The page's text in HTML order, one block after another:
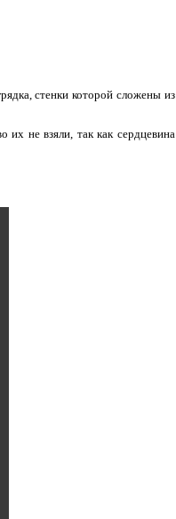
стенки которой сложены из
их не взяли, так как сердцевина